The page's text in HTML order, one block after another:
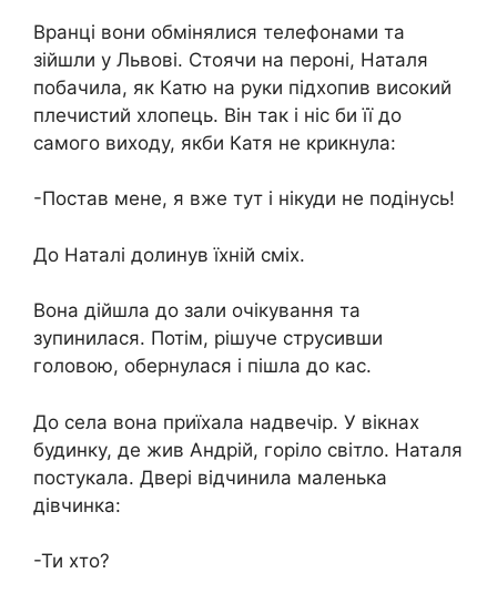
Вранці вони обмінялися телефонами та
зійшли у Львові. Стоячи на пероні, Наталя
побачила, як Катю на руки підхопив високий
плечистий хлопець. Він так і ніс би її до
самого виходу, якби Катя не крикнула:
-Постав мене, я вже тут і нікуди не подінусь!
До Наталі долинув їхній сміх.
Вона дійшла до зали очікування та
зупинилася. Потім, рішуче струсивши
головою, обернулася і пішла до кас.
До села вона приїхала надвечір. У вікнах
будинку, де жив Андрій, горіло світло. Наталя
постукала. Двері відчинила маленька
дівчинка:
-Ти хто?